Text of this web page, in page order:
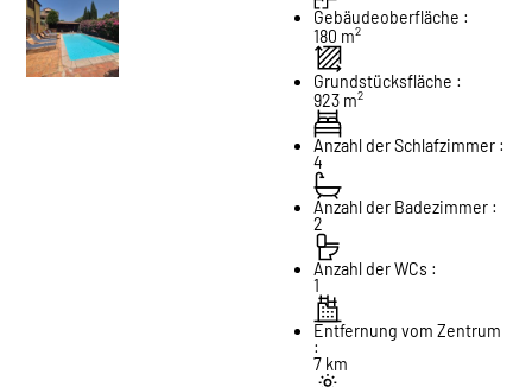
Gebäudeoberfläche :
180 m2
Grundstücksfläche :
923 m2
Anzahl der Schlafzimmer :
4
Anzahl der Badezimmer :
2
Anzahl der WCs :
1
Entfernung vom Zentrum
:
7 km